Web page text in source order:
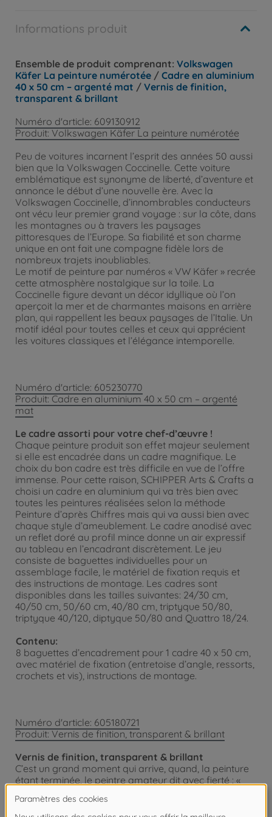
Informations produit
Ensemble de produit comprenant: Volkswagen
Käfer La peinture numérotée / Cadre en aluminium
40 x 50 cm – argenté mat / Vernis de finition,
transparent & brillant
Numéro d'article: 609130912
Produit: Volkswagen Käfer La peinture numérotée
Peu de voitures incarnent l’esprit des années 50 aussi
bien que la Volkswagen Coccinelle. Cette voiture
emblématique est synonyme de liberté, d’aventure et
annonce le début d’une nouvelle ère. Avec la
Volkswagen Coccinelle, d’innombrables conducteurs
ont vécu leur premier grand voyage : sur la côte, dans
les montagnes ou à travers les paysages
pittoresques de l’Europe. Sa fiabilité et son charme
unique en ont fait une compagne fidèle lors de
nombreux trajets inoubliables.
Le motif de peinture par numéros « VW Käfer » recrée
cette atmosphère nostalgique sur la toile. La
Coccinelle figure devant un décor idyllique où l’on
aperçoit la mer et de charmantes maisons en arrière
plan, qui rappellent les beaux paysages de l’Italie. Un
motif idéal pour toutes celles et ceux qui apprécient
les voitures classiques et l’élégance intemporelle.
Numéro d'article: 605230770
Produit: Cadre en aluminium 40 x 50 cm – argenté
mat
Le cadre assorti pour votre chef-d’œuvre !
Chaque peinture produit son effet majeur seulement
si elle est encadrée dans un cadre magnifique. Le
choix du bon cadre est très difficile en vue de l’offre
immense. Pour cette raison, SCHIPPER Arts & Crafts a
choisi un cadre en aluminium qui va très bien avec
toutes les peintures réalisées selon la méthode
Peinture d’après Chiffres mais qui va aussi bien avec
chaque style d’ameublement. Le cadre anodisé avec
un reflet doré au profil mince donne un air expressif
au tableau en l’encadrant discrètement. Le jeu
consiste de baguettes individuelles pour un
assemblage facile, le matériel de fixation requis et
des instructions de montage. Les cadres sont
disponibles dans les tailles suivantes: 24/30 cm,
40/50 cm, 50/60 cm, 40/80 cm, triptyque 50/80,
triptyque 40/120, diptyque 50/80 and Quattro 18/24.
Contenu:
8 baguettes d’encadrement pour 1 cadre 40 x 50 cm,
avec matériel de fixation (entretoise d’angle, ressorts,
crochets et vis), instructions de montage.
Numéro d'article: 605180721
Produit: Vernis de finition, transparent & brillant
Vernis de finition, transparent & brillant
C’est un grand moment qui arrive, quand, la peinture
étant terminée, le peintre amateur dit avec fierté : «
finie décore sa maison, le peintre est fier de sa propre
performance et peut être assuré de la